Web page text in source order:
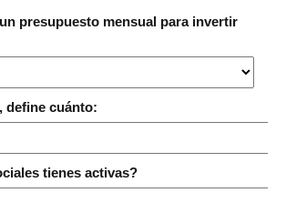
presupuesto mensual para invertir
define cuánto:
tienes activas?